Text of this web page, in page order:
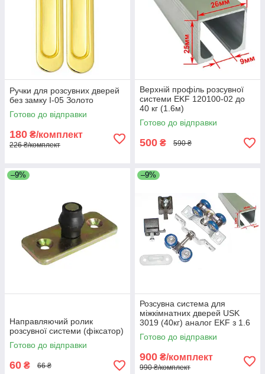
Ручки для розсувних дверей
без замку I-05 Золото
Готово до відправки
180 ₴/комплект
226 ₴/комплект
Верхній профіль розсувної
системи EKF 120100-02 до
40 кг (1.6м)
Готово до відправки
500 ₴ 590 ₴
–9%
Направляючий ролик
розсувної системи (фіксатор)
Готово до відправки
60 ₴ 66 ₴
–9%
Розсувна система для
міжкімнатних дверей USK
3019 (40кг) аналог EKF з 1.6
м профілем
Готово до відправки
900 ₴/комплект
990 ₴/комплект